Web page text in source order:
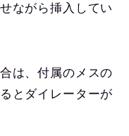
ながら挿入してい
は、付属のメスの
とダイレーターが